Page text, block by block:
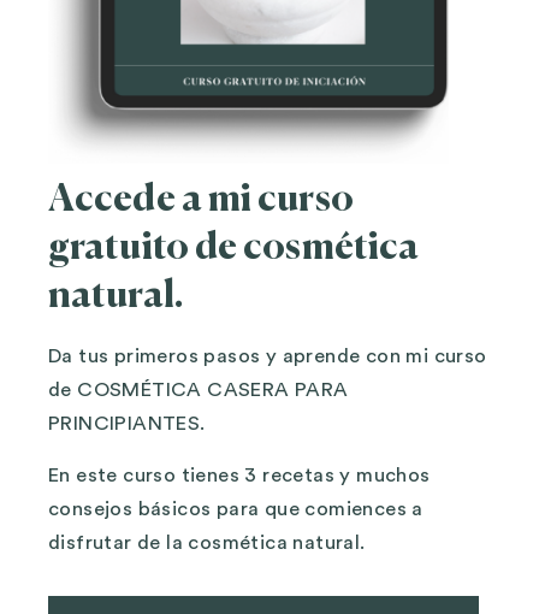
Accede a mi curso
gratuito de cosmética
natural.
Da tus primeros pasos y aprende con mi curso
de COSMÉTICA CASERA PARA
PRINCIPIANTES.
En este curso tienes 3 recetas y muchos
consejos básicos para que comiences a
disfrutar de la cosmética natural.